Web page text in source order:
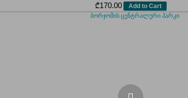
₾170.00 Add to Cart